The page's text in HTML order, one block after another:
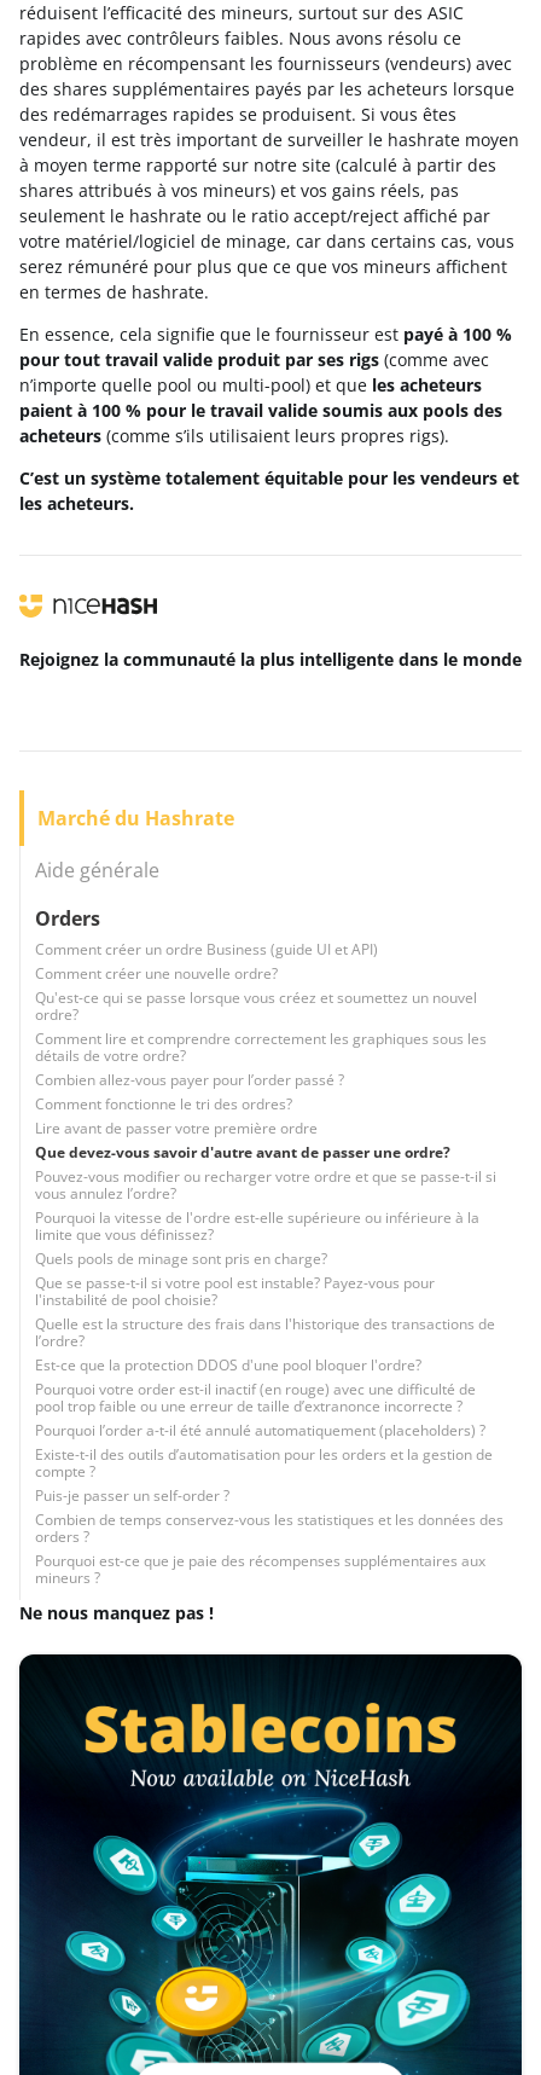
réduisent l’efficacité des mineurs, surtout sur des ASIC
rapides avec contrôleurs faibles. Nous avons résolu ce
problème en récompensant les fournisseurs (vendeurs) avec
des shares supplémentaires payés par les acheteurs lorsque
des redémarrages rapides se produisent. Si vous êtes
vendeur, il est très important de surveiller le hashrate moyen
à moyen terme rapporté sur notre site (calculé à partir des
shares attribués à vos mineurs) et vos gains réels, pas
seulement le hashrate ou le ratio accept/reject affiché par
votre matériel/logiciel de minage, car dans certains cas, vous
serez rémunéré pour plus que ce que vos mineurs affichent
en termes de hashrate.
En essence, cela signifie que le fournisseur est payé à 100 %
pour tout travail valide produit par ses rigs (comme avec
n’importe quelle pool ou multi-pool) et que les acheteurs
paient à 100 % pour le travail valide soumis aux pools des
acheteurs (comme s’ils utilisaient leurs propres rigs).
C’est un système totalement équitable pour les vendeurs et
les acheteurs.
Rejoignez la communauté la plus intelligente dans le monde
Marché du Hashrate
Aide générale
Orders
Comment créer un ordre Business (guide UI et API)
Comment créer une nouvelle ordre?
Qu'est-ce qui se passe lorsque vous créez et soumettez un nouvel
ordre?
Comment lire et comprendre correctement les graphiques sous les
détails de votre ordre?
Combien allez-vous payer pour l’order passé ?
Comment fonctionne le tri des ordres?
Lire avant de passer votre première ordre
Que devez-vous savoir d'autre avant de passer une ordre?
Pouvez-vous modifier ou recharger votre ordre et que se passe-t-il si
vous annulez l’ordre?
Pourquoi la vitesse de l'ordre est-elle supérieure ou inférieure à la
limite que vous définissez?
Quels pools de minage sont pris en charge?
Que se passe-t-il si votre pool est instable? Payez-vous pour
l'instabilité de pool choisie?
Quelle est la structure des frais dans l'historique des transactions de
l’ordre?
Est-ce que la protection DDOS d'une pool bloquer l'ordre?
Pourquoi votre order est-il inactif (en rouge) avec une difficulté de
pool trop faible ou une erreur de taille d’extranonce incorrecte ?
Pourquoi l’order a-t-il été annulé automatiquement (placeholders) ?
Existe-t-il des outils d’automatisation pour les orders et la gestion de
compte ?
Puis-je passer un self-order ?
Combien de temps conservez-vous les statistiques et les données des
orders ?
Pourquoi est-ce que je paie des récompenses supplémentaires aux
mineurs ?
Ne nous manquez pas !